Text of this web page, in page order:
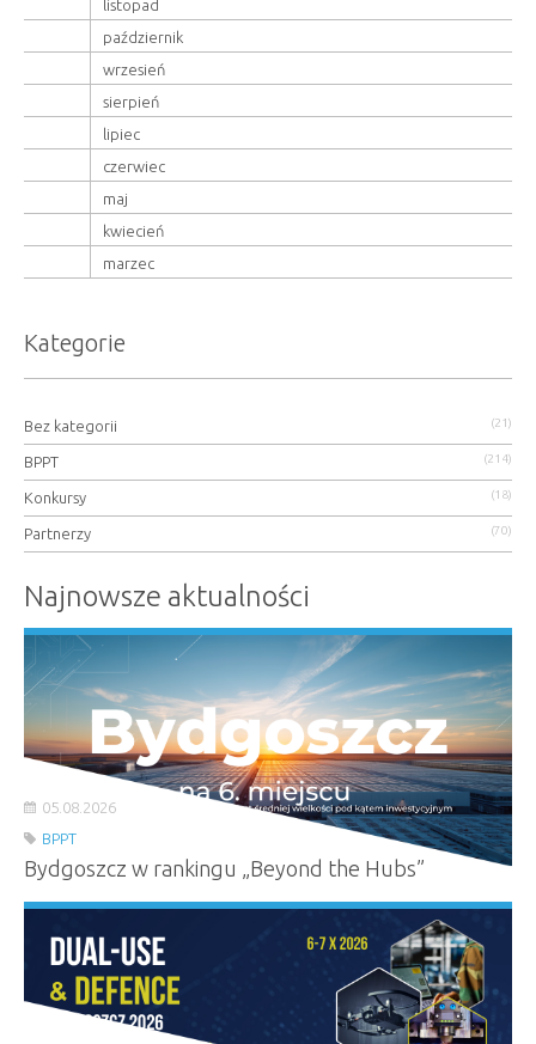
listopad
październik
wrzesień
sierpień
lipiec
czerwiec
maj
kwiecień
marzec
Kategorie
Bez kategorii (21)
BPPT (214)
Konkursy (18)
Partnerzy (70)
Najnowsze aktualności
05.08.2026
BPPT
Bydgoszcz w rankingu „Beyond the Hubs”